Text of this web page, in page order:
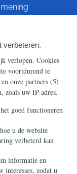
Telegram-